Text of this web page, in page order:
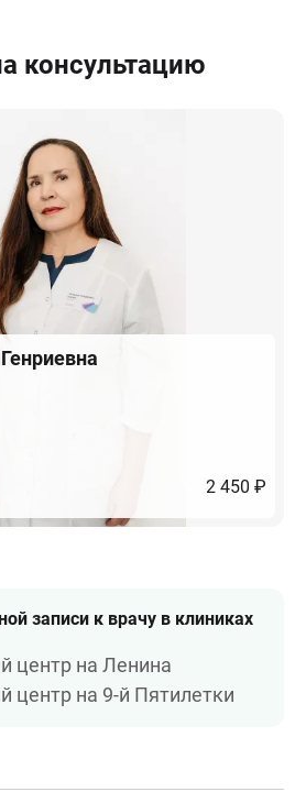
консультацию
2 450 ₽
записи к врачу в клиниках
центр на Ленина
центр на 9-й Пятилетки